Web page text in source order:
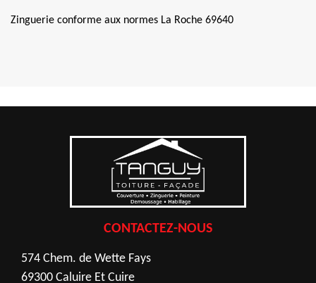
Zinguerie conforme aux normes La Roche 69640
CONTACTEZ-NOUS
574 Chem. de Wette Fays
69300 Caluire Et Cuire